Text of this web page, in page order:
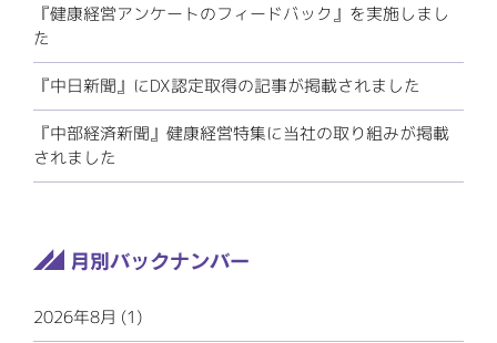
『健康経営アンケートのフィードバック』を実施しまし
た
『中日新聞』にDX認定取得の記事が掲載されました
『中部経済新聞』健康経営特集に当社の取り組みが掲載
されました
2026年8月 (1)